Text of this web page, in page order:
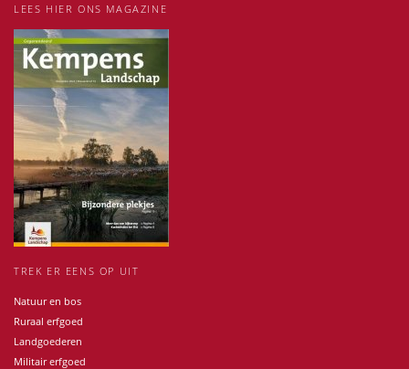
LEES HIER ONS MAGAZINE
TREK ER EENS OP UIT
Natuur en bos
Ruraal erfgoed
Landgoederen
Militair erfgoed